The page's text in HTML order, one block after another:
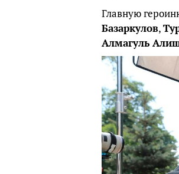
Главную
Базаркулов,
Алмагуль